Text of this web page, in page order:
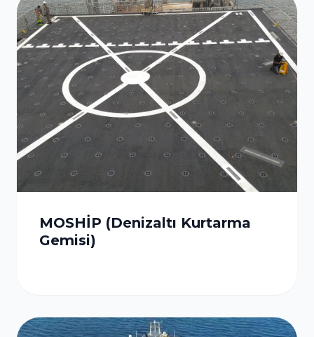
MOSHİP (Denizaltı Kurtarma
Gemisi)